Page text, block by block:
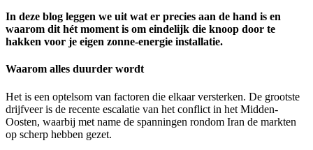
In deze blog leggen we uit wat er precies aan de hand is en
waarom dit hét moment is om eindelijk die knoop door te
hakken voor je eigen zonne-energie installatie.
Waarom alles duurder wordt
Het is een optelsom van factoren die elkaar versterken. De grootste
drijfveer is de recente escalatie van het conflict in het Midden-
Oosten, waarbij met name de spanningen rondom Iran de markten
op scherp hebben gezet.